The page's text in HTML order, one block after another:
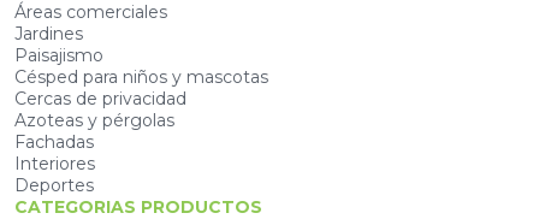
Áreas comerciales
Jardines
Paisajismo
Césped para niños y mascotas
Cercas de privacidad
Azoteas y pérgolas
Fachadas
Interiores
Deportes
CATEGORIAS PRODUCTOS